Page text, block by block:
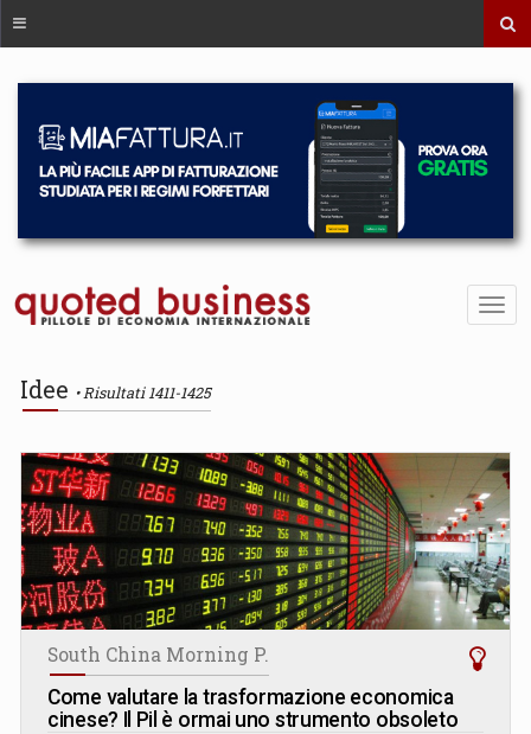
Idee Risultati 1411-1425
South China Morning P.
Come valutare la trasformazione economica
cinese? Il Pil è ormai uno strumento obsoleto